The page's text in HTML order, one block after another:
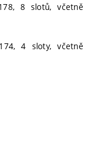
8 slotů, včetně
4 sloty, včetně